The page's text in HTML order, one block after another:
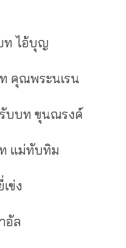
ท ไอ้บุญ
คุณพระนเรน
รับบท ขุนณรงค์
แม่ทับทิม
เข่ง
อัล